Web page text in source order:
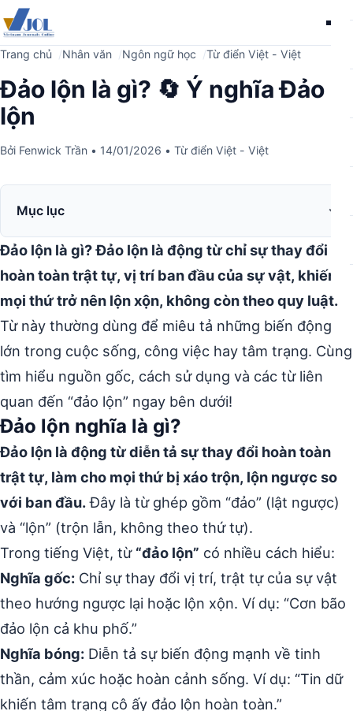
Trang chủ Nhân văn Ngôn ngữ học Từ điển Việt - Việt
Đảo lộn là gì? 🔄 Ý nghĩa Đảo
lộn
Bởi Fenwick Trần • 14/01/2026 • Từ điển Việt - Việt
Mục lục
Đảo lộn là gì? Đảo lộn là động từ chỉ sự thay đổi
hoàn toàn trật tự, vị trí ban đầu của sự vật, khiến
mọi thứ trở nên lộn xộn, không còn theo quy luật.
Từ này thường dùng để miêu tả những biến động
lớn trong cuộc sống, công việc hay tâm trạng. Cùng
tìm hiểu nguồn gốc, cách sử dụng và các từ liên
quan đến “đảo lộn” ngay bên dưới!
Đảo lộn nghĩa là gì?
Đảo lộn là động từ diễn tả sự thay đổi hoàn toàn
trật tự, làm cho mọi thứ bị xáo trộn, lộn ngược so
với ban đầu.Đây là từ ghép gồm “đảo” (lật ngược)
và “lộn” (trộn lẫn, không theo thứ tự).
Trong tiếng Việt, từ “đảo lộn” có nhiều cách hiểu:
Nghĩa gốc: Chỉ sự thay đổi vị trí, trật tự của sự vật
theo hướng ngược lại hoặc lộn xộn. Ví dụ: “Cơn bão
đảo lộn cả khu phố.”
Nghĩa bóng: Diễn tả sự biến động mạnh về tinh
thần, cảm xúc hoặc hoàn cảnh sống. Ví dụ: “Tin dữ
khiến tâm trạng cô ấy đảo lộn hoàn toàn.”